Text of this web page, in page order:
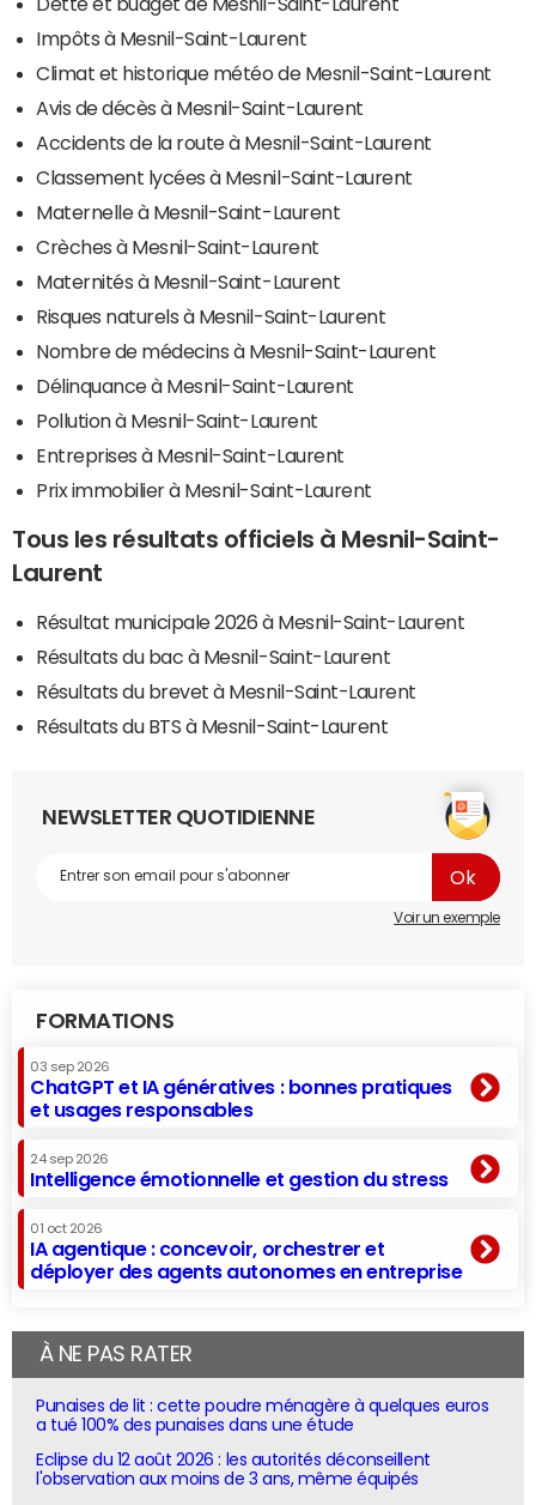
Impôts à Mesnil-Saint-Laurent
Climat et historique météo de Mesnil-Saint-Laurent
Avis de décès à Mesnil-Saint-Laurent
Accidents de la route à Mesnil-Saint-Laurent
Classement lycées à Mesnil-Saint-Laurent
Maternelle à Mesnil-Saint-Laurent
Crèches à Mesnil-Saint-Laurent
Maternités à Mesnil-Saint-Laurent
Risques naturels à Mesnil-Saint-Laurent
Nombre de médecins à Mesnil-Saint-Laurent
Délinquance à Mesnil-Saint-Laurent
Pollution à Mesnil-Saint-Laurent
Entreprises à Mesnil-Saint-Laurent
Prix immobilier à Mesnil-Saint-Laurent
Tous les résultats officiels à Mesnil-Saint-
Laurent
Résultat municipale 2026 à Mesnil-Saint-Laurent
Résultats du bac à Mesnil-Saint-Laurent
Résultats du brevet à Mesnil-Saint-Laurent
Résultats du BTS à Mesnil-Saint-Laurent
NEWSLETTER QUOTIDIENNE
Voir un exemple
FORMATIONS
03 sep 2026
ChatGPT et IA génératives : bonnes pratiques
et usages responsables
24 sep 2026
Intelligence émotionnelle et gestion du stress
01 oct 2026
IA agentique : concevoir, orchestrer et
déployer des agents autonomes en entreprise
À NE PAS RATER
Punaises de lit : cette poudre ménagère à quelques euros
a tué 100% des punaises dans une étude
Eclipse du 12 août 2026 : les autorités déconseillent
l'observation aux moins de 3 ans, même équipés